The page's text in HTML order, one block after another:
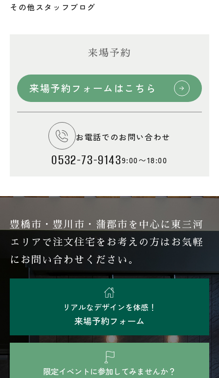
その他スタッフブログ
来場予約
来場予約フォームはこちら
お電話でのお問い合わせ
0532-73-91439:00〜18:00
豊橋市・豊川市・蒲郡市を中心に東三河
エリアで注文住宅を お考えの方はお気軽
にお問い合わせください。
リアルなデザインを体感！
来場予約フォーム
限定イベントに参加してみませんか？